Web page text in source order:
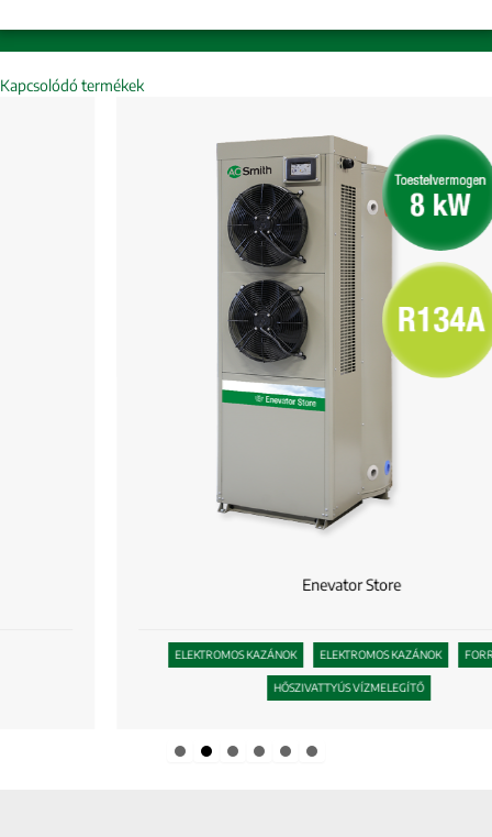
Kapcsolódó termékek
ELEKTROMOS KAZÁNOK ELEKTROMOS KAZÁNOK FORRÓ VÍZ
HŐSZIVATTYÚS VÍZMELEGÍTŐ